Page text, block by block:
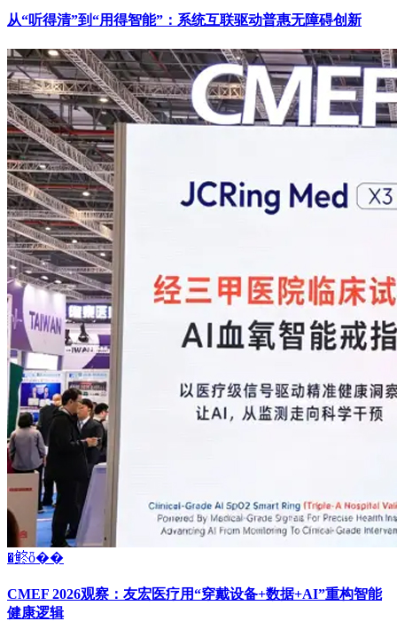
从“听得清”到“用得智能”：系统互联驱动普惠无障碍创新
�鿴ȫ��
CMEF 2026观察：友宏医疗用“穿戴设备+数据+AI”重构智能
健康逻辑